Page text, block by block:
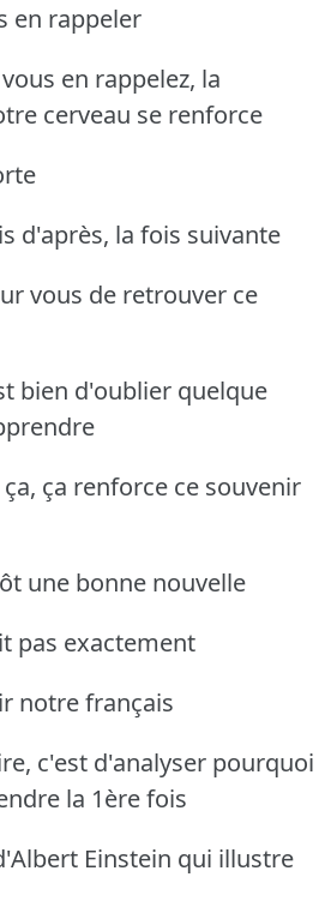
en rappeler
en rappelez, la
cerveau se renforce
d'après, la fois suivante
vous de retrouver ce
bien d'oublier quelque
ça renforce ce souvenir
une bonne nouvelle
pas exactement
notre français
c'est d'analyser pourquoi
la 1ère fois
Einstein qui illustre